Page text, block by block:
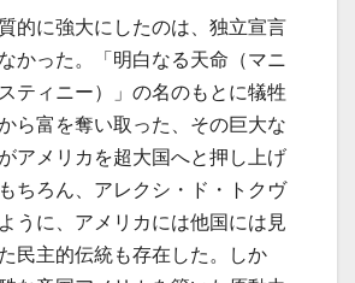
的に強大にしたのは、独立宣言
かった。「明白なる天命（マニ
ティニー）」の名のもとに犠牲
ら富を奪い取った、その巨大な
アメリカを超大国へと押し上げ
ちろん、アレクシ・ド・トクヴ
うに、アメリカには他国には見
民主的伝統も存在した。しか